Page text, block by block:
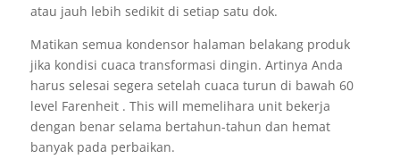
atau jauh lebih sedikit di setiap satu dok.
Matikan semua kondensor halaman belakang produk
jika kondisi cuaca transformasi dingin. Artinya Anda
harus selesai segera setelah cuaca turun di bawah 60
level Farenheit . This will memelihara unit bekerja
dengan benar selama bertahun-tahun dan hemat
banyak pada perbaikan.